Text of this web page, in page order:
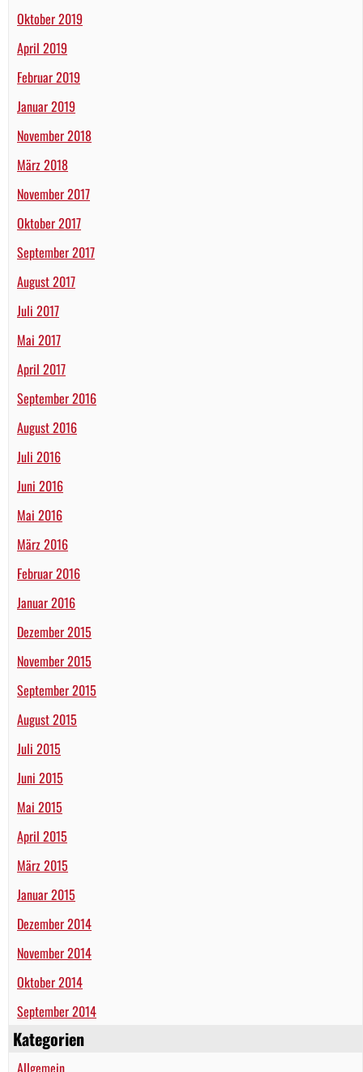
Oktober 2019
April 2019
Februar 2019
Januar 2019
November 2018
März 2018
November 2017
Oktober 2017
September 2017
August 2017
Juli 2017
Mai 2017
April 2017
September 2016
August 2016
Juli 2016
Juni 2016
Mai 2016
März 2016
Februar 2016
Januar 2016
Dezember 2015
November 2015
September 2015
August 2015
Juli 2015
Juni 2015
Mai 2015
April 2015
März 2015
Januar 2015
Dezember 2014
November 2014
Oktober 2014
September 2014
Kategorien
Allgemein